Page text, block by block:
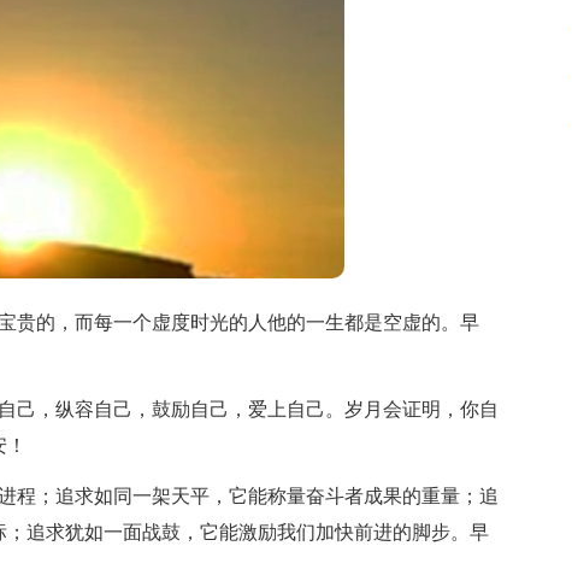
贵的，而每一个虚度时光的人他的一生都是空虚的。早
己，纵容自己，鼓励自己，爱上自己。岁月会证明，你自
程；追求如同一架天平，它能称量奋斗者成果的重量；追
追求犹如一面战鼓，它能激励我们加快前进的脚步。早